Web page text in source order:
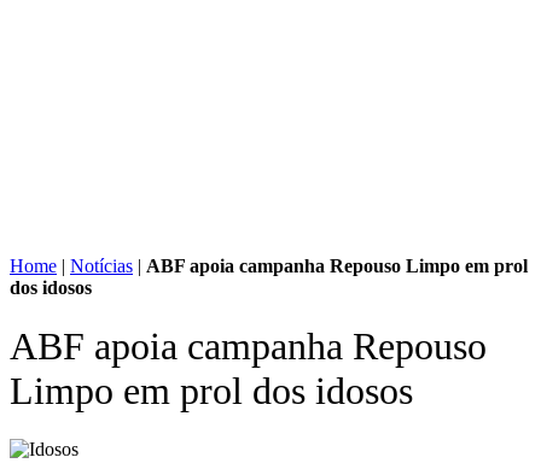
Home | Notícias | ABF apoia campanha Repouso Limpo em prol
dos idosos
ABF apoia campanha Repouso
Limpo em prol dos idosos